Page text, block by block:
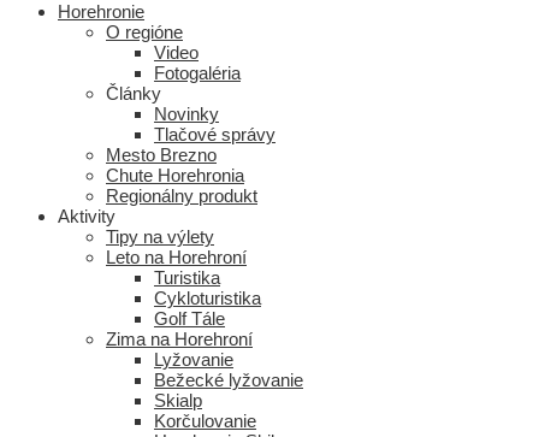
Horehronie
O regióne
Video
Fotogaléria
Články
Novinky
Tlačové správy
Mesto Brezno
Chute Horehronia
Regionálny produkt
Aktivity
Tipy na výlety
Leto na Horehroní
Turistika
Cykloturistika
Golf Tále
Zima na Horehroní
Lyžovanie
Bežecké lyžovanie
Skialp
Korčulovanie